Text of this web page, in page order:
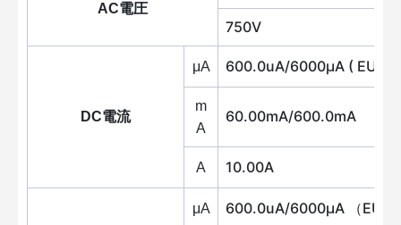
AC電圧
750V
DC電流
μA 600.0uA/6000μA ( EU )
m
A
60.00mA/600.0mA
A 10.00A
μA 600.0uA/6000μA （EU）